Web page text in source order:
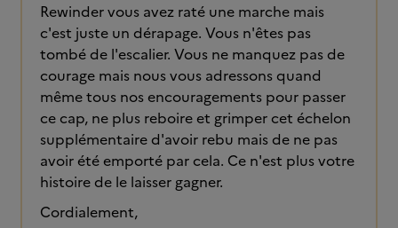
Rewinder vous avez raté une marche mais
c'est juste un dérapage. Vous n'êtes pas
tombé de l'escalier. Vous ne manquez pas de
courage mais nous vous adressons quand
même tous nos encouragements pour passer
ce cap, ne plus reboire et grimper cet échelon
supplémentaire d'avoir rebu mais de ne pas
avoir été emporté par cela. Ce n'est plus votre
histoire de le laisser gagner.
Cordialement,